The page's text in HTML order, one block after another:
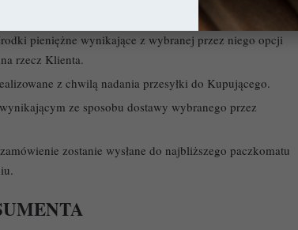
pieniężne wynikające z wybranej przez niego opcji
rzecz Klienta.
z chwilą nadania przesyłki do Kupującego.
ze sposobu dostawy wybranego przez
zostanie wysłane do najbliższego paczkomatu